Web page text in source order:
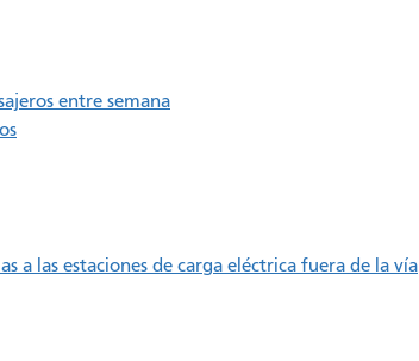
entre semana
a las estaciones de carga eléctrica fuera de la vía